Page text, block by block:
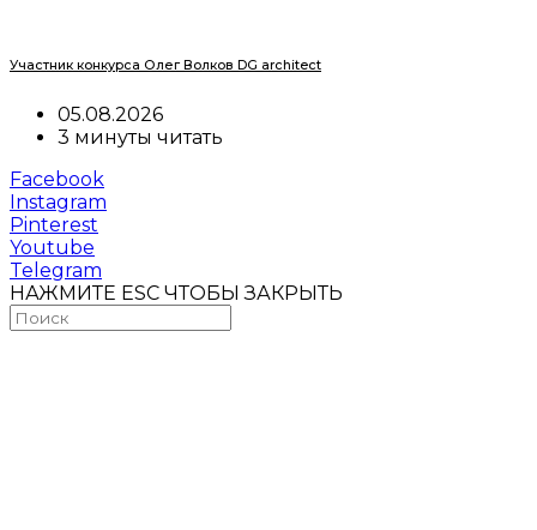
Участник конкурса Олег Волков DG architect
05.08.2026
3 минуты читать
Facebook
Instagram
Pinterest
Youtube
Telegram
НАЖМИТЕ ESC ЧТОБЫ ЗАКРЫТЬ